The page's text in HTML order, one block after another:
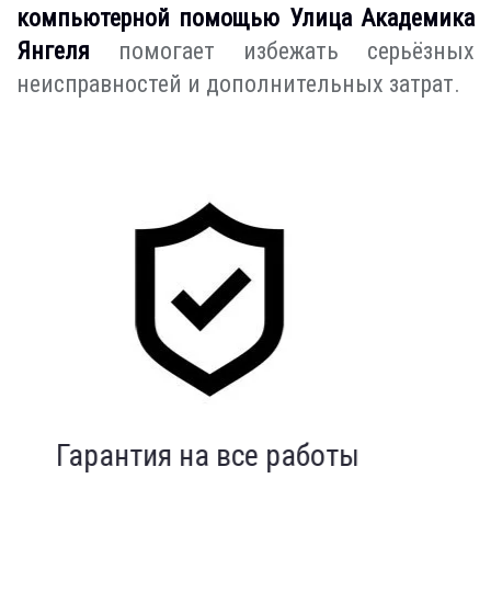
компьютерной помощью Улица Академика
Янгеля помогает избежать серьёзных
неисправностей и дополнительных затрат.
Индивидуальный подход